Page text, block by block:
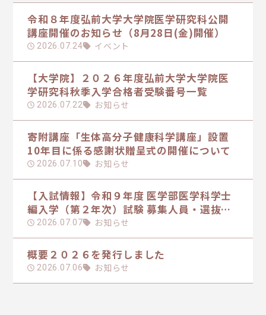
令和８年度弘前大学大学院医学研究科公開
講座開催のお知らせ（8月28日(金)開催）
2026.07.24 イベント
【大学院】２０２６年度弘前大学大学院医
学研究科秋季入学合格者受験番号一覧
2026.07.22 お知らせ
寄附講座「生体高分子健康科学講座」設置
10年目に係る感謝状贈呈式の開催について
2026.07.10 お知らせ
【入試情報】令和９年度 医学部医学科学士
編入学（第２年次）試験 募集人員・選抜方
法の日程を掲載しました
2026.07.07 お知らせ
概要２０２６を発行しました
2026.07.06 お知らせ